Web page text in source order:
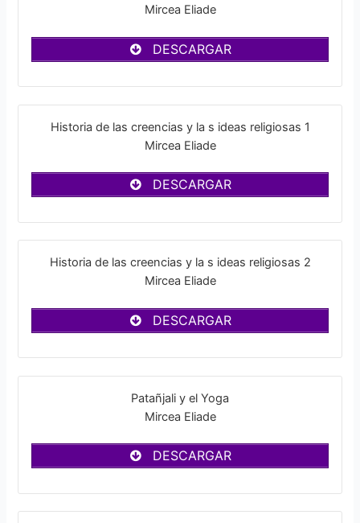
Mircea Eliade
DESCARGAR
Historia de las creencias y la s ideas religiosas 1
Mircea Eliade
DESCARGAR
Historia de las creencias y la s ideas religiosas 2
Mircea Eliade
DESCARGAR
Patañjali y el Yoga
Mircea Eliade
DESCARGAR